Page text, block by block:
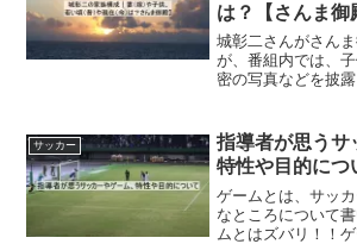
は？【さんま御
城彰二さんがさん
が、番組内では、
密の写真などを披
か疑問に思いまし
ともいえる若い頃
サッカー
指導者が思うサ
特性や目的につ
ゲームとは、サッ
なところについて
ムとはズバリ！！